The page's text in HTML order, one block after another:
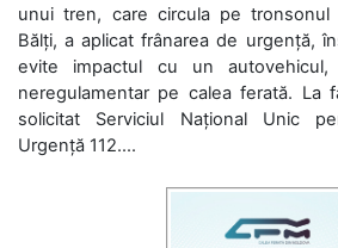
unui tren, care circula pe tronsonul
Bălți, a aplicat frânarea de urgență,
evite impactul cu un
neregulamentar pe calea ferată. La
solicitat Serviciul Național Unic
Urgență 112....